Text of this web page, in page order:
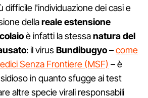
difficile l'individuazione dei casi e
dellareale estensione
è infatti la stessanatura del
: il virus Bundibugyo–come
Senza Frontiere (MSF) – è
in quanto sfugge ai test
altre specie virali responsabili